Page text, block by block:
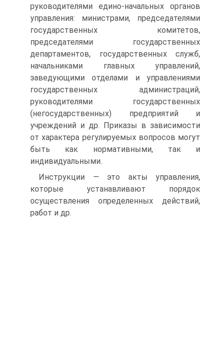
руководителями едино-начальных органов
управления: министрами, председателями
государственных комитетов,
председателями государственных
департаментов, государственных служб,
начальниками главных управлений,
заведующими отделами и управлениями
государственных администраций,
руководителями государственных
(негосударственных) предприятий и
учреждений и др. Приказы в зависимости
от характера регулируемых вопросов могут
быть как нормативными, так и
индивидуальными.
Инструкции — это акты управления,
которые устанавливают порядок
осуществления определенных действий,
работ и др.